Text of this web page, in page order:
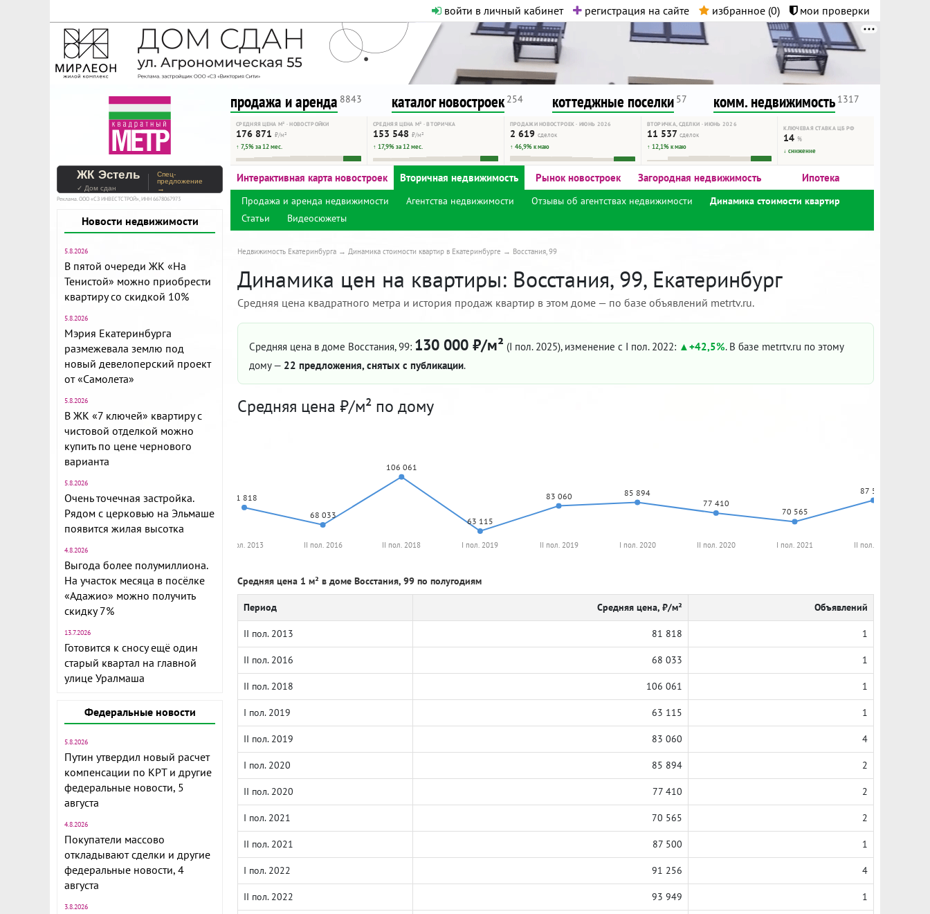
войти в личный кабинет регистрация на сайте избранное (0) мои проверки
На Метре реклама - только нормальная. Никакого шок-контента.
Помогайте независимому ресурсу, как он помогает вам. Удачи!
продажа и аренда 8843 каталог новостроек 254 коттеджные поселки 57 комм. недвижимость 1317
СРЕДНЯЯ ЦЕНА М² · НОВОСТРОЙКИ
176 871 ₽/м²
↑ 7,5% за 12 мес.
СРЕДНЯЯ ЦЕНА М² · ВТОРИЧКА
153 548 ₽/м²
↑ 17,9% за 12 мес.
ПРОДАЖИ НОВОСТРОЕК · ИЮНЬ 2026
2 619 сделок
↑ 46,9% к маю
ВТОРИЧКА, СДЕЛКИ · ИЮНЬ 2026
11 537 сделок
↑ 12,1% к маю
КЛЮЧЕВАЯ СТАВКА ЦБ РФ
14%
↓ снижение
ЖК Эстель
✓ Дом сдан
Спец-
предложение
→
Реклама. ООО «СЗ ИНВЕСТСТРОЙ», ИНН 6678067973
Новости недвижимости
5.8.2026
В пятой очереди ЖК «На
Тенистой» можно приобрести
квартиру со скидкой 10%
5.8.2026
Мэрия Екатеринбурга
размежевала землю под
новый девелоперский проект
от «Самолета»
5.8.2026
В ЖК «7 ключей» квартиру с
чистовой отделкой можно
купить по цене чернового
варианта
5.8.2026
Очень точечная застройка.
Рядом с церковью на Эльмаше
появится жилая высотка
4.8.2026
Выгода более полумиллиона.
На участок месяца в посёлке
«Адажио» можно получить
скидку 7%
13.7.2026
Готовится к сносу ещё один
старый квартал на главной
улице Уралмаша
Федеральные новости
5.8.2026
Путин утвердил новый расчет
компенсации по КРТ и другие
федеральные новости, 5
августа
4.8.2026
Покупатели массово
откладывают сделки и другие
федеральные новости, 4
августа
3.8.2026
Интерактивная карта новостроек Вторичная недвижимость Рынок новостроек Загородная недвижимость Ипотека
Продажа и аренда недвижимости Агентства недвижимости Отзывы об агентствах недвижимости
Динамика стоимости квартир
Статьи
Видеосюжеты
Недвижимость Екатеринбурга Динамика стоимости квартир в Екатеринбурге Восстания, 99
Динамика цен на квартиры: Восстания, 99, Екатеринбург
Средняя цена квадратного метра и история продаж квартир в этом доме — по базе объявлений metrtv.ru.
Средняя цена в доме Восстания, 99: 130 000 ₽/м² (I пол. 2025), изменение с I пол. 2022: +42,5%. В базе metrtv.ru по этому
дому — 22 предложения, снятых с публикации.
Средняя цена ₽/м² по дому
81 818
68 033
106 061
63 115
83 060 85 894
77 410
70 565
87 500
II пол. 2013 II пол. 2016 II пол. 2018 I пол. 2019 II пол. 2019 I пол. 2020 II пол. 2020 I пол. 2021 II пол. 2021
Средняя цена 1 м² в доме Восстания, 99 по полугодиям
Период Средняя цена, ₽/м² Объявлений
II пол. 2013 81 818 1
II пол. 2016 68 033 1
II пол. 2018 106 061 1
I пол. 2019 63 115 1
II пол. 2019 83 060 4
I пол. 2020 85 894 2
II пол. 2020 77 410 2
I пол. 2021 70 565 2
II пол. 2021 87 500 1
I пол. 2022 91 256 4
II пол. 2022 93 949 1